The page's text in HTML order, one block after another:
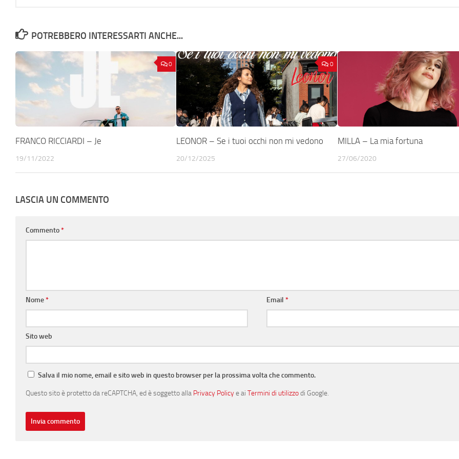
POTREBBERO INTERESSARTI ANCHE...
0
FRANCO RICCIARDI – Je
19/11/2022
0
LEONOR – Se i tuoi occhi non mi vedono
20/12/2025
MILLA – La mia fortuna
27/06/2020
LASCIA UN COMMENTO
Commento*
Nome* Email*
Sito web
Salva il mio nome, email e sito web in questo browser per la prossima volta che commento.
Questo sito è protetto da reCAPTCHA, ed è soggetto alla Privacy Policye ai Termini di utilizzodi Google.